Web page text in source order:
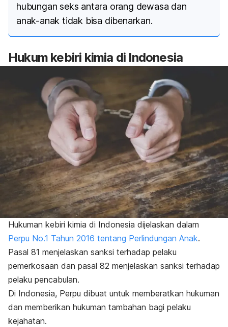
hubungan seks antara orang dewasa dan
anak-anak tidak bisa dibenarkan.
Hukum kebiri kimia di Indonesia
Hukuman kebiri kimia di Indonesia dijelaskan dalam
Perpu No.1 Tahun 2016 tentang Perlindungan Anak.
Pasal 81 menjelaskan sanksi terhadap pelaku
pemerkosaan dan pasal 82 menjelaskan sanksi terhadap
pelaku pencabulan.
Di Indonesia, Perpu dibuat untuk memberatkan hukuman
dan memberikan hukuman tambahan bagi pelaku
kejahatan.